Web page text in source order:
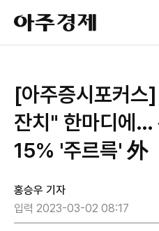
아
주
경
​[아주증시포커스
잔치" 한마디에…
15% '주르륵' 外
홍승우 기자
입력 2023-03-02 08:17